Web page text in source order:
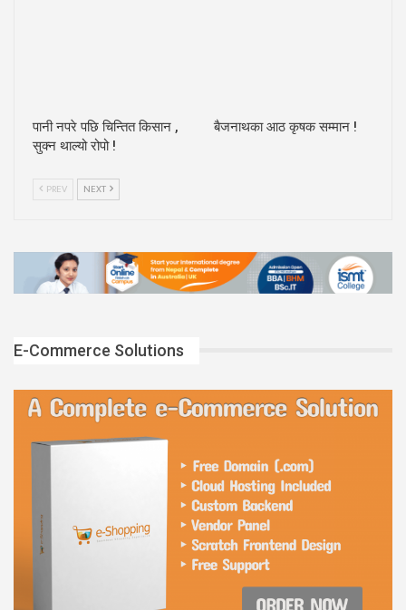
पानी नपरे पछि चिन्तित किसान ,
सुक्न थाल्यो रोपो !
बैजनाथका आठ कृषक सम्मान !
PREV NEXT
E-Commerce Solutions